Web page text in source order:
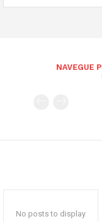
NAVEGUE
No posts to display